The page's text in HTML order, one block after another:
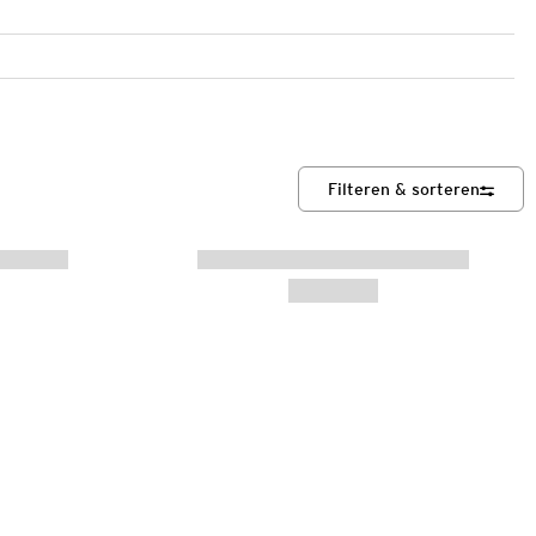
Filteren & sorteren